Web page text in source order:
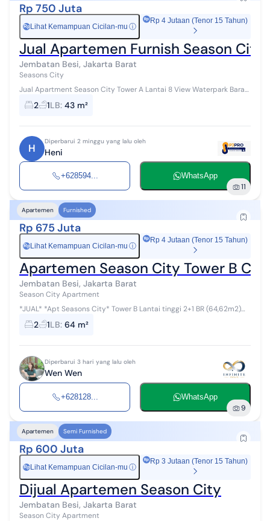
Rp 750 Juta
RpLihat Kemampuan Cicilan-mu ⓘ
Rp 4 Jutaan (Tenor 15 Tahun)
Jual Apartemen Furnish Season City
Jembatan Besi, Jakarta Barat
Seasons City
Jual Apartment Season City Tower A Lantai 8 View Waterpark Barat
Type 2 Bedroom Luas net : 43m2 luas gross 48m2 fully furnished
Listrik : 2200 ...
2 1LB: 43 m²
H
Diperbarui 2 minggu yang lalu oleh
Heni
+628594... WhatsApp
11
Apartemen Furnished
Rp 675 Juta
RpLihat Kemampuan Cicilan-mu ⓘ
Rp 4 Jutaan (Tenor 15 Tahun)
Apartemen Season City Tower B
Jembatan Besi, Jakarta Barat
Season City Apartment
*JUAL* *Apt Seasons City* Tower B Lantai tinggi 2+1 BR (64,62m2)
2 1LB: 64 m²
Diperbarui 3 hari yang lalu oleh
Wen Wen
+628128... WhatsApp
9
Apartemen Semi Furnished
Rp 600 Juta
RpLihat Kemampuan Cicilan-mu ⓘ
Rp 3 Jutaan (Tenor 15 Tahun)
Dijual Apartemen Season City
Jembatan Besi, Jakarta Barat
Season City Apartment